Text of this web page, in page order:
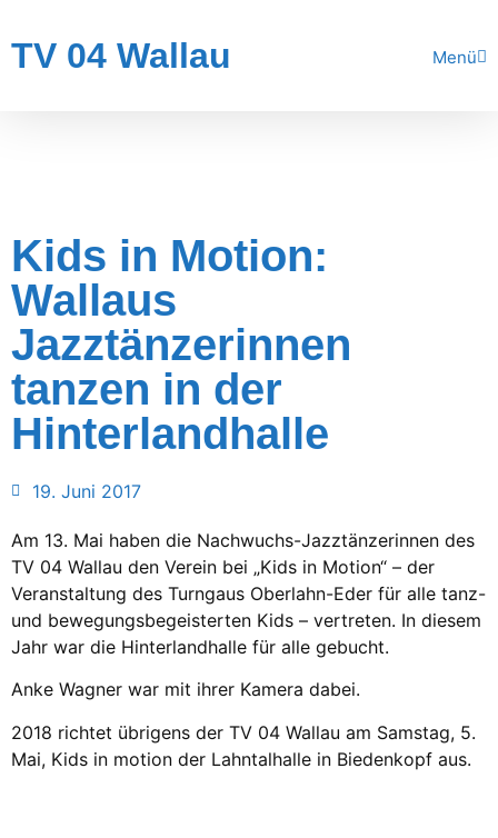
TV 04 Wallau Menü
Kids in Motion:
Wallaus
Jazztänzerinnen
tanzen in der
Hinterlandhalle
19. Juni 2017
Am 13. Mai haben die Nachwuchs-Jazztänzerinnen des
TV 04 Wallau den Verein bei „Kids in Motion“ – der
Veranstaltung des Turngaus Oberlahn-Eder für alle tanz-
und bewegungsbegeisterten Kids – vertreten. In diesem
Jahr war die Hinterlandhalle für alle gebucht.
Anke Wagner war mit ihrer Kamera dabei.
2018 richtet übrigens der TV 04 Wallau am Samstag, 5.
Mai, Kids in motion der Lahntalhalle in Biedenkopf aus.